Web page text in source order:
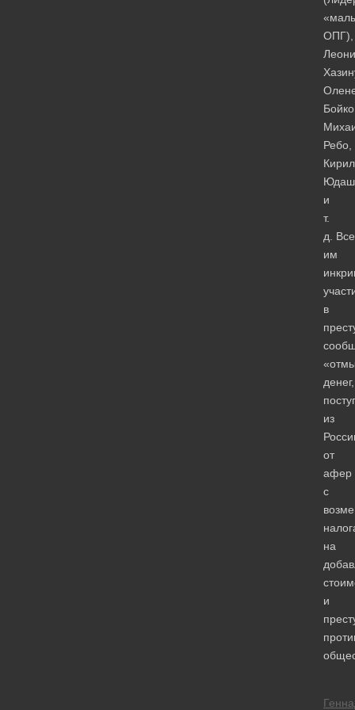
ОПГ),
Ребо,
и
т.
д.
им
в
денег,
из
от
афер
с
на
и